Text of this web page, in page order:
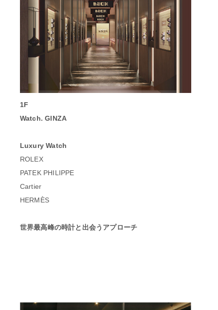
1F
Watch. GINZA
Luxury Watch
ROLEX
PATEK PHILIPPE
Cartier
HERMÈS
世界最高峰の時計と出会うアプローチ